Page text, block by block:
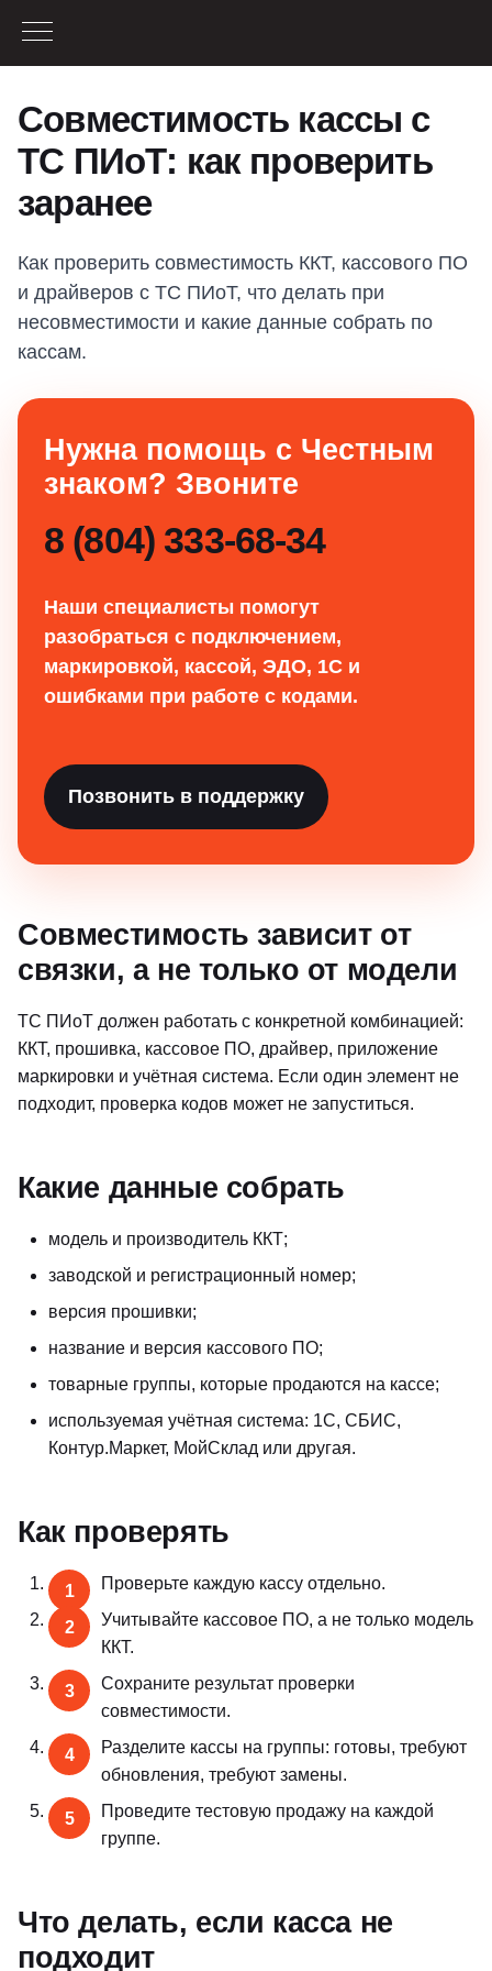
Совместимость кассы с
ТС ПИоТ: как проверить
заранее
Как проверить совместимость ККТ, кассового ПО
и драйверов с ТС ПИоТ, что делать при
несовместимости и какие данные собрать по
кассам.
Нужна помощь с Честным
знаком? Звоните
8 (804) 333-68-34
Наши специалисты помогут
разобраться с подключением,
маркировкой, кассой, ЭДО, 1С и
ошибками при работе с кодами.
Позвонить в поддержку
Совместимость зависит от
связки, а не только от модели
ТС ПИоТ должен работать с конкретной комбинацией:
ККТ, прошивка, кассовое ПО, драйвер, приложение
маркировки и учётная система. Если один элемент не
подходит, проверка кодов может не запуститься.
Какие данные собрать
модель и производитель ККТ;
заводской и регистрационный номер;
версия прошивки;
название и версия кассового ПО;
товарные группы, которые продаются на кассе;
используемая учётная система: 1С, СБИС,
Контур.Маркет, МойСклад или другая.
Как проверять
Проверьте каждую кассу отдельно.
Учитывайте кассовое ПО, а не только модель
ККТ.
Сохраните результат проверки
совместимости.
Разделите кассы на группы: готовы, требуют
обновления, требуют замены.
Проведите тестовую продажу на каждой
группе.
Что делать, если касса не
подходит